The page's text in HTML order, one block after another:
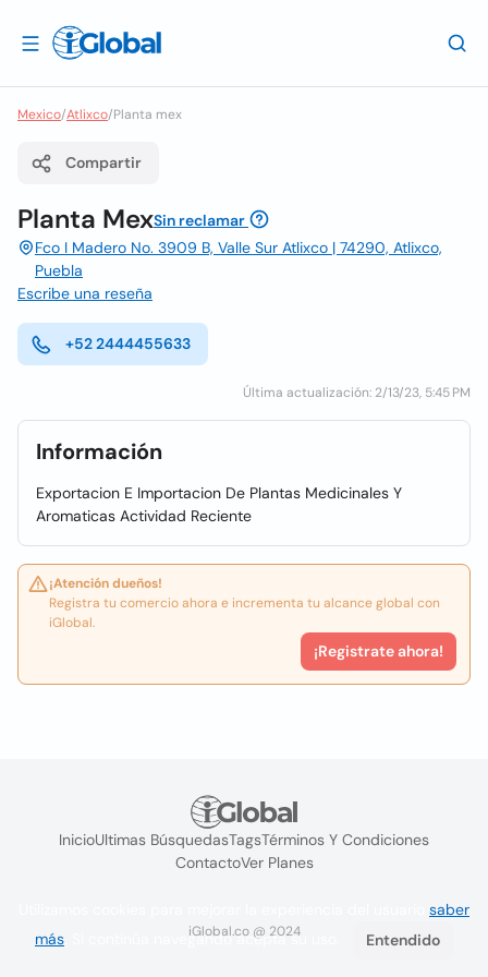
Mexico/Atlixco/Planta mex
Compartir
Planta MexSin reclamar
Fco I Madero No. 3909 B, Valle Sur Atlixco | 74290, Atlixco,
Puebla
Escribe una reseña
+52 2444455633
Última actualización: 2/13/23, 5:45 PM
Información
Exportacion E Importacion De Plantas Medicinales Y
Aromaticas Actividad Reciente
¡Atención dueños!
Registra tu comercio ahora e incrementa tu alcance global con
iGlobal.
¡Registrate ahora!
InicioUltimas BúsquedasTagsTérminos Y Condiciones
ContactoVer Planes
iGlobal.co @ 2024
saber
más . Si continúa navegando acepta su uso. Entendido